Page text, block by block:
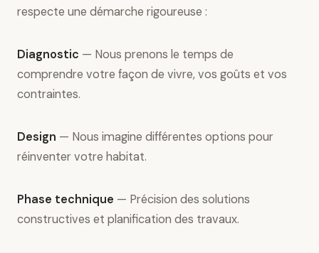
respecte une démarche rigoureuse :
Diagnostic — Nous prenons le temps de
comprendre votre façon de vivre, vos goûts et vos
contraintes.
Design — Nous imagine différentes options pour
réinventer votre habitat.
Phase technique — Précision des solutions
constructives et planification des travaux.